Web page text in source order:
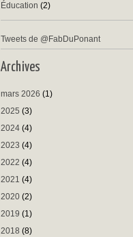
Éducation (2)
Tweets de @FabDuPonant
Archives
mars 2026 (1)
2025 (3)
2024 (4)
2023 (4)
2022 (4)
2021 (4)
2020 (2)
2019 (1)
2018 (8)